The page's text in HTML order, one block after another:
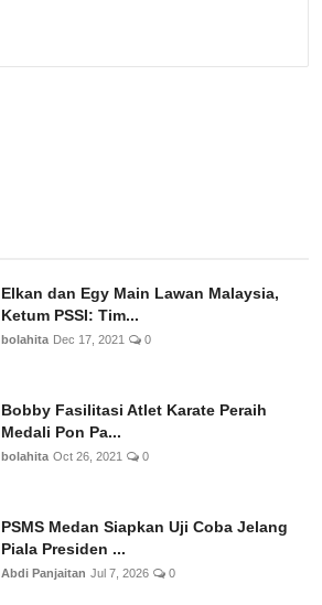
Elkan dan Egy Main Lawan Malaysia,
Ketum PSSI: Tim...
bolahita Dec 17, 2021 0
Bobby Fasilitasi Atlet Karate Peraih
Medali Pon Pa...
bolahita Oct 26, 2021 0
PSMS Medan Siapkan Uji Coba Jelang
Piala Presiden ...
Abdi Panjaitan Jul 7, 2026 0